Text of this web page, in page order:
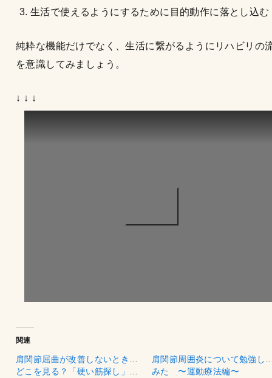
生活で使えるようにするために目的動作に落とし込む
純粋な機能だけでなく、生活に繋がるようにリハビリの
を意識してみましょう。
↓ ↓ ↓
関連
肩関節屈曲が改善しないとき、
どこを見る？「硬い筋探し」か
肩関節周囲炎について勉強し
みた 〜運動療法編〜